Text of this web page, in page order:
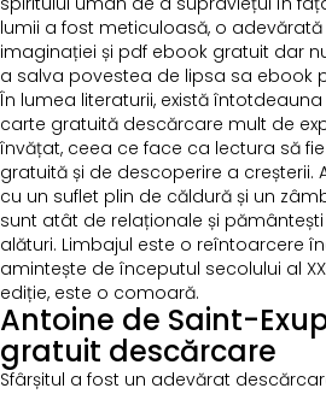
lumii a fost meticuloasă, o
imaginației și pdf ebook gratuit dar
a salva povestea de lipsa sa ebook
În lumea literaturii, există
carte gratuită descărcare mult de
învățat, ceea ce face ca lectura să
gratuită și de descoperire a
cu un suflet plin de căldură și un
sunt atât de relaționale și
alături. Limbajul este o reîntoarcere
amintește de începutul secolului al
ediție, este o comoară.
Antoine de Saint-
gratuit descărcare
Sfârșitul a fost un adevărat